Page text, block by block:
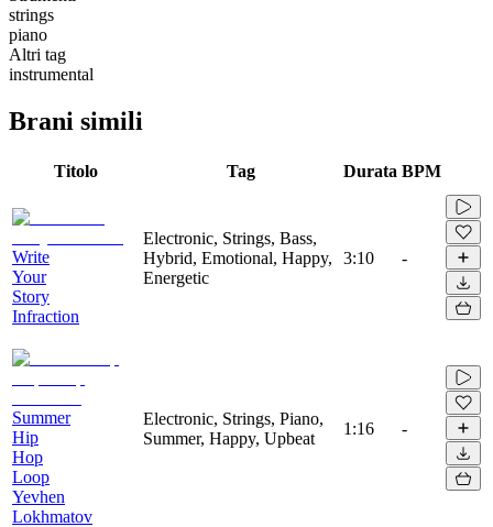
strings
piano
Altri tag
instrumental
Brani simili
Titolo Tag Durata BPM
Write
Your
Story
Infraction
Electronic, Strings, Bass,
Hybrid, Emotional, Happy,
Energetic
3:10 -
Summer
Hip
Hop
Loop
Yevhen
Lokhmatov
Electronic, Strings, Piano,
Summer, Happy, Upbeat
1:16 -